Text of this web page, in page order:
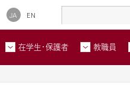
JA EN
在学生・保護者 教職員
北河内メデ
高度医療
在